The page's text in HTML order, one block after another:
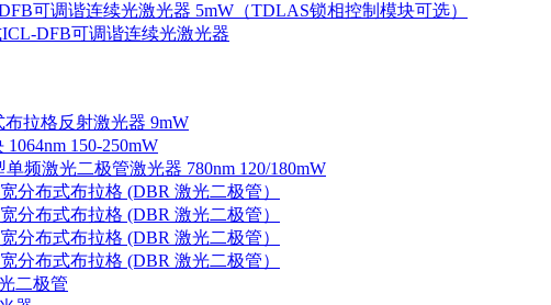
可调谐连续光激光器 5mW（TDLAS锁相控制模块可选）
DFB可调谐连续光激光器
拉格反射激光器 9mW
150-250mW
频激光二极管激光器 780nm 120/180mW
分布式布拉格 (DBR 激光二极管）
分布式布拉格 (DBR 激光二极管）
分布式布拉格 (DBR 激光二极管）
分布式布拉格 (DBR 激光二极管）
二极管